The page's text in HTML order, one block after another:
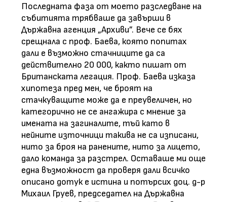
Последната фаза от моето разследване на
събитията трябваше да завърши в
Държавна агенция „Архиви”. Вече се бях
срещнала с проф. Баева, която попитах
дали е възможно стачниците да са
действително 20 000, както пишат от
Британската легация. Проф. Баева изказа
хипотеза пред мен, че броят на
стачкуващите може да е преувеличен, но
категорично не се ангажира с мнение за
имената на загиналите, тъй като в
нейните източници такива не са изписани,
нито за броя на ранените, нито за лицето,
дало команда за разстрел. Оставаше ми още
една възможност да проверя дали всичко
описано дотук е истина и потърсих доц. д-р
Михаил Груев, председател на Държавна